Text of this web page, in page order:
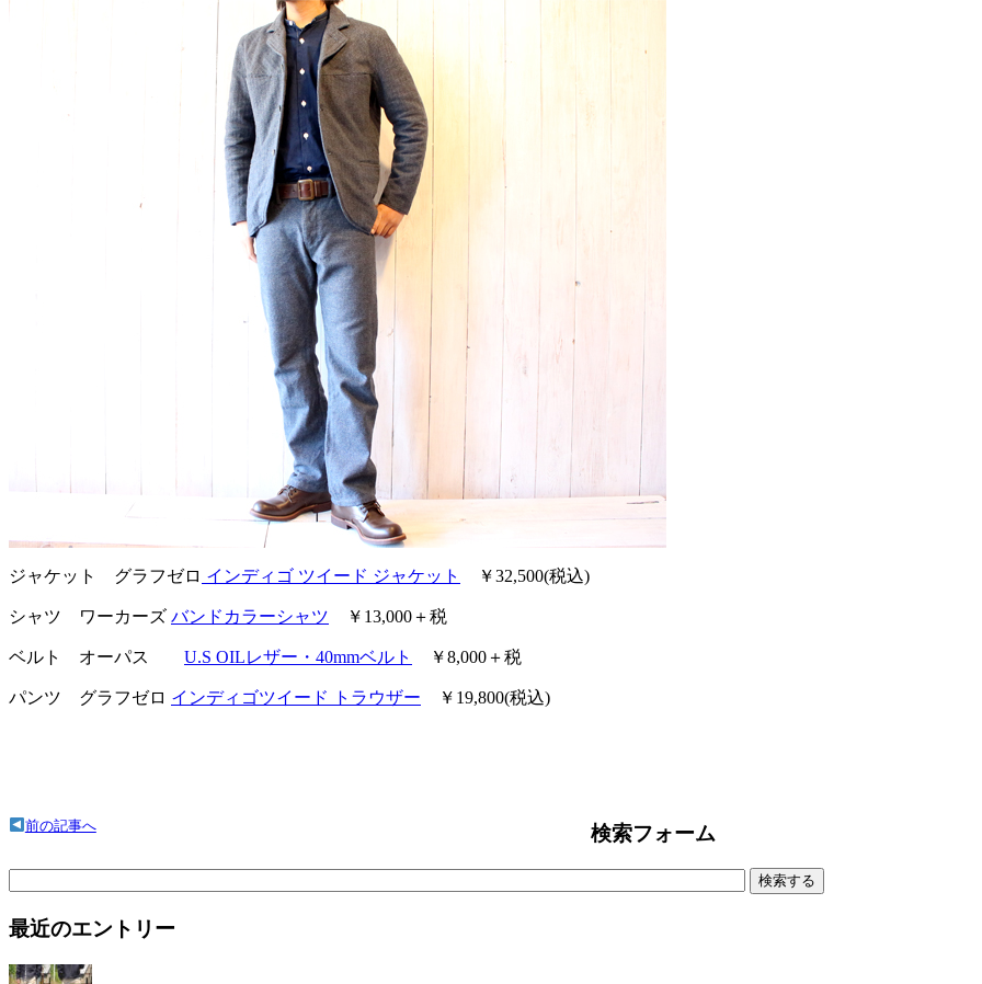
ジャケット グラフゼロ インディゴ ツイード ジャケット ￥32,500(税込)
シャツ ワーカーズ バンドカラーシャツ ￥13,000＋税
ベルト オーパス U.S OILレザー・40mmベルト ￥8,000＋税
パンツ グラフゼロ インディゴツイード トラウザー ￥19,800(税込)
前の記事へ 検索フォーム
最近のエントリー